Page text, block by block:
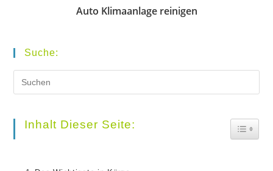
Auto Klimaanlage reinigen
Suche:
to
Inhalt Dieser Seite: Toggle